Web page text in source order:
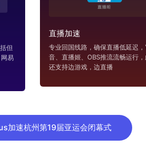
但
易
直播加速
专业回国线路，确保直播低延迟
音、直播姬、OBS推流流畅运行
还支持边游戏，边直播
加速杭州第19届亚运会闭幕式